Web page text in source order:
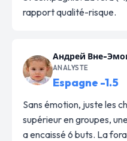
rapport qualité-risque.
Андрей Вне-
ANALYSTE
Espagne -1.5
Sans émotion, juste les
supérieur en groupes,
a encaissé 6 buts. La